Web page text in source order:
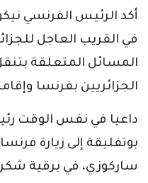
أكد الرئيس الفرنسي
في القريب العاجل
المسائل المتعلقة
الجزائريين بفرنسا
داعيا في نفس الوقت
بوتفليقة إلى زيارة
ساركوزي، في برقية